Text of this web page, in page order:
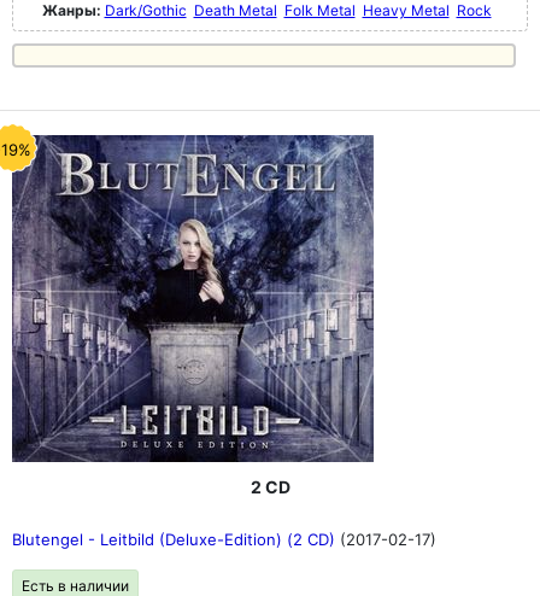
Жанры: Dark/Gothic Death Metal Folk Metal Heavy Metal Rock
2 CD
Blutengel - Leitbild (Deluxe-Edition) (2 CD) (2017-02-17)
Есть в наличии